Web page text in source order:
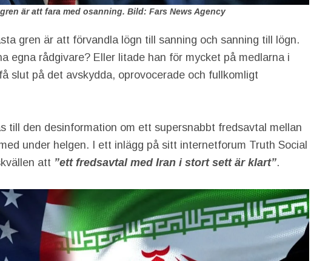
är att fara med osanning. Bild: Fars News Agency
gren är att förvandla lögn till sanning och sanning till lögn.
egna rådgivare? Eller litade han för mycket på medlarna i
slut på det avskydda, oprovocerade och fullkomligt
till den desinformation om ett supersnabbt fredsavtal mellan
under helgen. I ett inlägg på sitt internetforum Truth Social
att ”ett fredsavtal med Iran i stort sett är klart”.